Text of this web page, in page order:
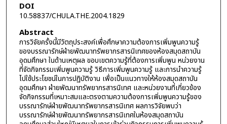
DOI
10.58837/CHULA.THE.2004.1829
Abstract
การวิจัยครั้งนี้มีวัตถุประสงค์เพื่อศึกษาความต้องการเพิ่มพูนความรู้
ของบรรณารักษ์ฝ่ายพัฒนาทรัพยากรสารนิเทศของห้องสมุดสถาบัน
อุดมศึกษา ในด้านเหตุผล ขอบเขตความรู้ที่ต้องการเพิ่มพูน หน่วยงาน
ที่จัดกิจกรรมเพิ่มพูนความรู้ วิธีการเพิ่มพูนความรู้ และการนำความรู้
ไปใช้ประโยชน์ในการปฏิบัติงาน เพื่อเป็นแนวทางให้ห้องสมุดสถาบัน
อุดมศึกษา ฝ่ายพัฒนาทรัพยากรสารนิเทศ และหน่วยงานที่เกี่ยวข้อง
จัดกิจกรรมที่เหมาะสมและตรงตามความต้องการเพิ่มพูนความรู้ของ
บรรณารักษ์ฝ่ายพัฒนาทรัพยากรสารนิเทศ ผลการวิจัยพบว่า
บรรณารักษ์ฝ่ายพัฒนาทรัพยากรสารนิเทศในห้องสมุดสถาบัน